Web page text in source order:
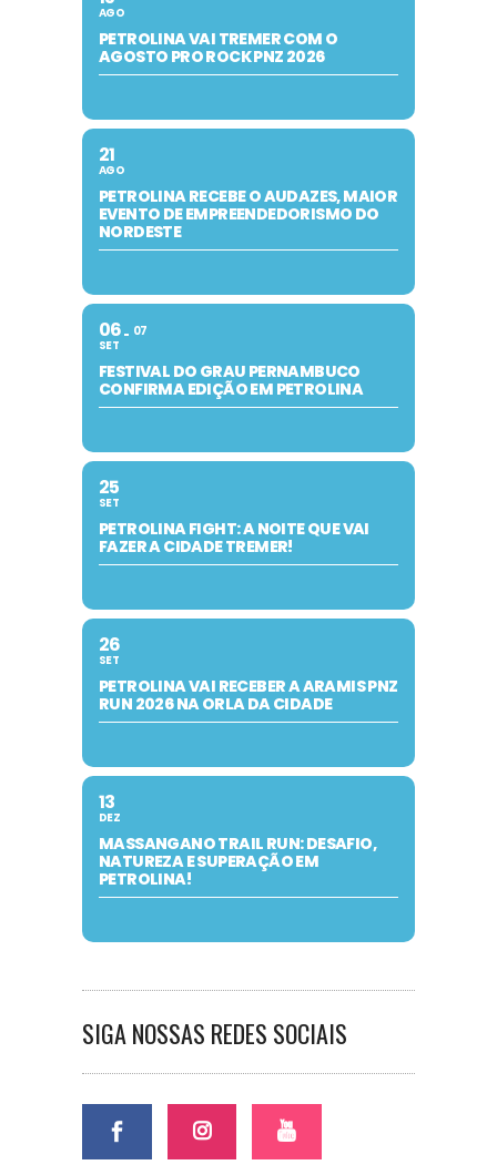
AGO
PETROLINA VAI TREMER COM O
AGOSTO PRO ROCK PNZ 2026
21
AGO
PETROLINA RECEBE O AUDAZES, MAIOR
EVENTO DE EMPREENDEDORISMO DO
NORDESTE
06
SET
07
FESTIVAL DO GRAU PERNAMBUCO
CONFIRMA EDIÇÃO EM PETROLINA
25
SET
PETROLINA FIGHT: A NOITE QUE VAI
FAZER A CIDADE TREMER!
26
SET
PETROLINA VAI RECEBER A ARAMIS PNZ
RUN 2026 NA ORLA DA CIDADE
13
DEZ
MASSANGANO TRAIL RUN: DESAFIO,
NATUREZA E SUPERAÇÃO EM
PETROLINA!
SIGA NOSSAS REDES SOCIAIS